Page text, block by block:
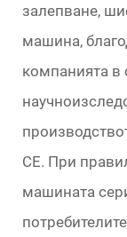
залепване,
машина,
компанията в
CE. При
машината